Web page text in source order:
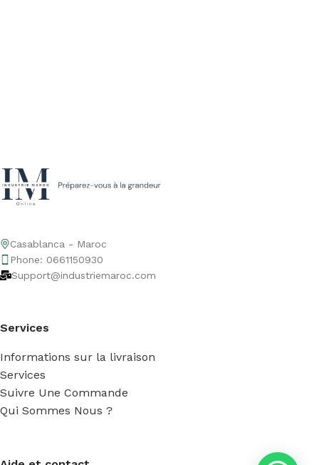
Casablanca - Maroc
Phone: 0661150930
Support@industriemaroc.com
Services
Informations sur la livraison
Services
Suivre Une Commande
Qui Sommes Nous ?